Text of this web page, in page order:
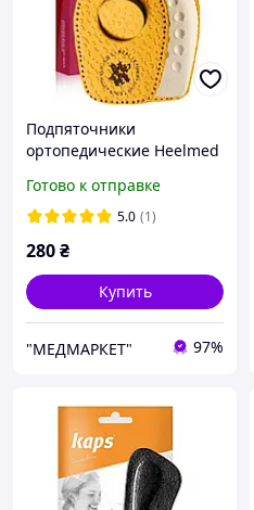
Подпяточники
ортопедические Heelmed
Готово к отправке
5.0 (1)
280₴
Купить
"МЕДМАРКЕТ" 97%